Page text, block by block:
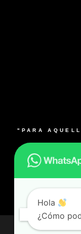
"PARA
Muebles para
Barranquilla y
©
Hola
¿Cómo